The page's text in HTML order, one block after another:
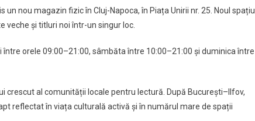
nou magazin fizic în Cluj-Napoca, în Piața Unirii nr. 25. Noul spațiu
veche și titluri noi într-un singur loc.
orele 09:00–21:00, sâmbăta între 10:00–21:00 și duminica între
crescut al comunității locale pentru lectură. După București–Ilfov,
reflectat în viața culturală activă și în numărul mare de spații